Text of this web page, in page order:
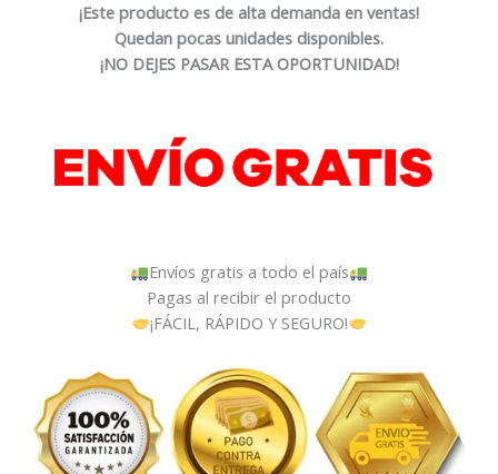
¡Este producto es de alta demanda en ventas!
Quedan pocas unidades disponibles.
¡NO DEJES PASAR ESTA OPORTUNIDAD!
Envíos gratis a todo el país
Pagas al recibir el producto
¡FÁCIL, RÁPIDO Y SEGURO!